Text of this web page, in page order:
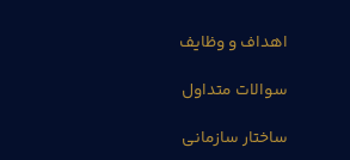
اهداف و وظایف
سوالات متداول
ساختار سازمانی